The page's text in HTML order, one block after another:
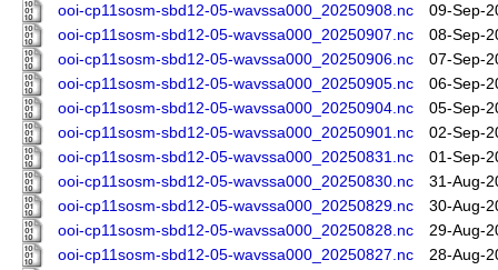
ooi-cp11sosm-sbd12-05-wavssa000_20250908.nc
09-Sep-
ooi-cp11sosm-sbd12-05-wavssa000_20250907.nc
08-Sep-
ooi-cp11sosm-sbd12-05-wavssa000_20250906.nc
07-Sep-
ooi-cp11sosm-sbd12-05-wavssa000_20250905.nc
06-Sep-
ooi-cp11sosm-sbd12-05-wavssa000_20250904.nc
05-Sep-
ooi-cp11sosm-sbd12-05-wavssa000_20250901.nc
02-Sep-
ooi-cp11sosm-sbd12-05-wavssa000_20250831.nc
01-Sep-
ooi-cp11sosm-sbd12-05-wavssa000_20250830.nc
31-Aug-
ooi-cp11sosm-sbd12-05-wavssa000_20250829.nc
30-Aug-
ooi-cp11sosm-sbd12-05-wavssa000_20250828.nc
29-Aug-
ooi-cp11sosm-sbd12-05-wavssa000_20250827.nc
28-Aug-